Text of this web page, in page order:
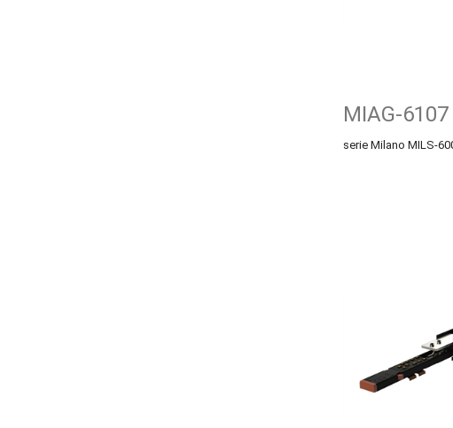
MIAG-6107
serie Milano MILS-